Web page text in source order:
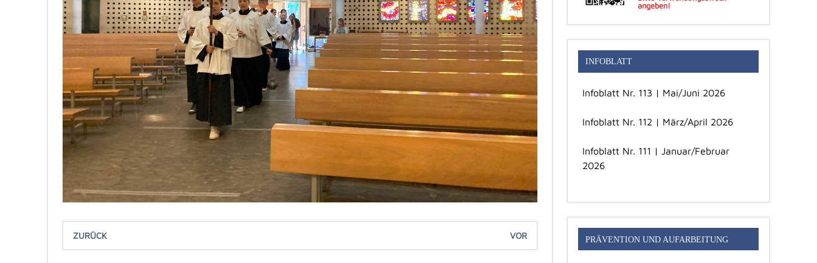
ZURÜCK VOR
angeben!
INFOBLATT
Infoblatt Nr. 113 | Mai/Juni 2026
Infoblatt Nr. 112 | März/April 2026
Infoblatt Nr. 111 | Januar/Februar
2026
PRÄVENTION UND AUFARBEITUNG